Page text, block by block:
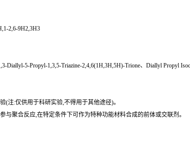
2,6-9H2,3H3
5-Propyl-1,3,5-Triazine-2,4,6(1H,3H,5H)-Trione、Diallyl Propyl
(注:仅供用于科研实验,不得用于其他途径)。
聚合反应,在特定条件下可作为特种功能材料合成的前体或交联剂。